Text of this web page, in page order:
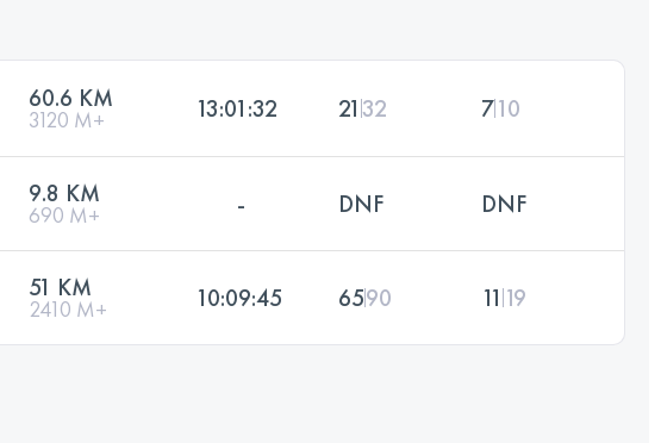
60.6 KM
3120 M+ 13:01:32 2132 710
9.8 KM
690 M+ - DNF DNF
51 KM
2410 M+ 10:09:45 6590 11 19